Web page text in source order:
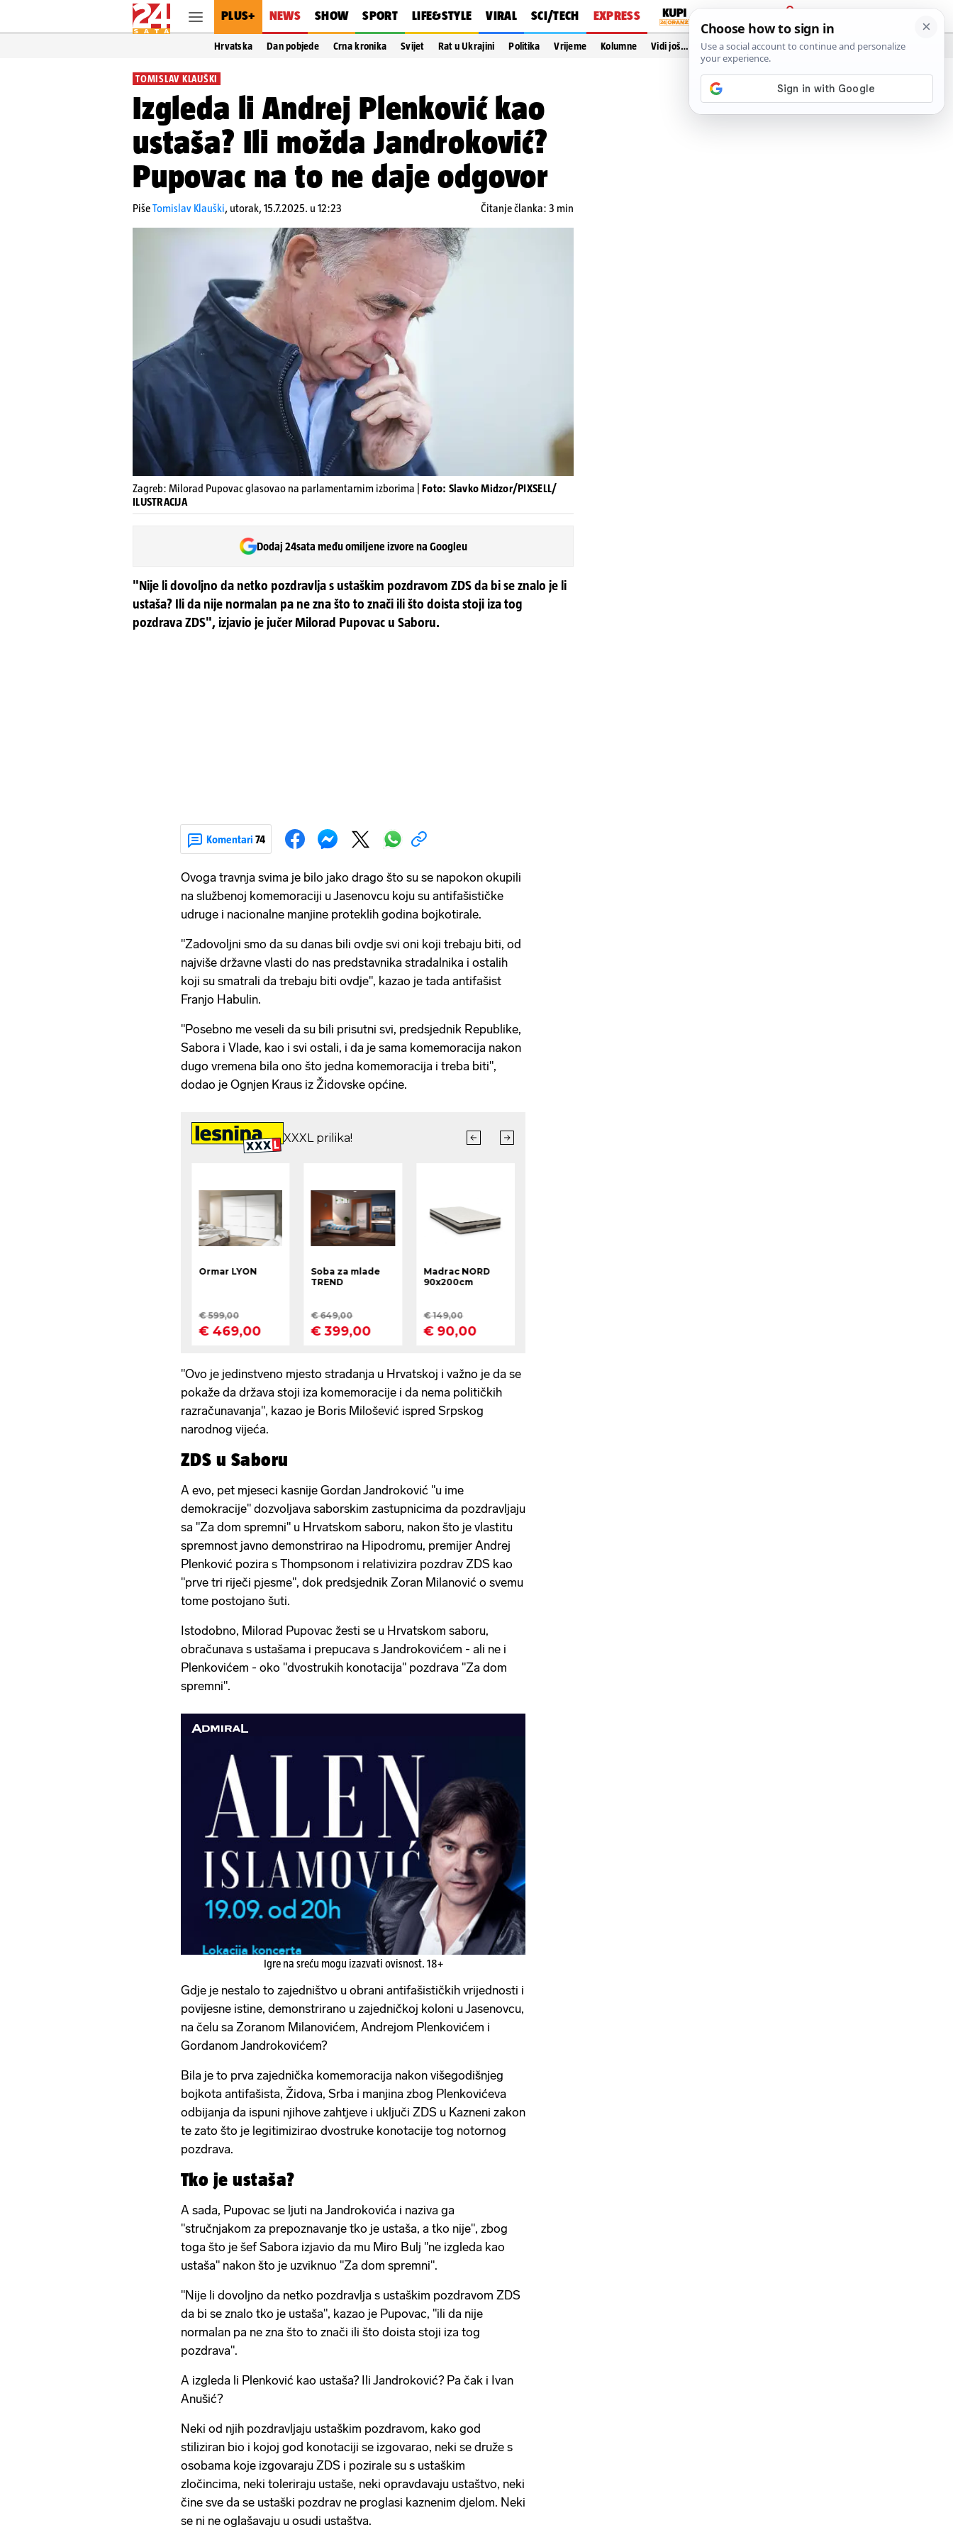
PLUS+ NEWS SHOW SPORT LIFE&STYLE VIRAL SCI/TECH EXPRESS
PRIJAVA
Hrvatska Dan pobjede Crna kronika Svijet Rat u Ukrajini Politika Vrijeme Kolumne Vidi još…
TOMISLAV KLAUŠKI
Izgleda li Andrej Plenković kao
ustaša? Ili možda Jandroković?
Pupovac na to ne daje odgovor
PišeTomislav Klauški, utorak, 15.7.2025. u 12:23 Čitanje članka: 3 min
Zagreb: Milorad Pupovac glasovao na parlamentarnim izborima | Foto: Slavko Midzor/PIXSELL/
ILUSTRACIJA
Dodaj 24sata među omiljene izvore na Googleu
"Nije li dovoljno da netko pozdravlja s ustaškim pozdravom ZDS da bi se znalo je li
ustaša? Ili da nije normalan pa ne zna što to znači ili što doista stoji iza tog
pozdrava ZDS", izjavio je jučer Milorad Pupovac u Saboru.
Komentari 74
Ovoga travnja svima je bilo jako drago što su se napokon okupili
na službenoj komemoraciji u Jasenovcu koju su antifašističke
udruge i nacionalne manjine proteklih godina bojkotirale.
"Zadovoljni smo da su danas bili ovdje svi oni koji trebaju biti, od
najviše državne vlasti do nas predstavnika stradalnika i ostalih
koji su smatrali da trebaju biti ovdje", kazao je tada antifašist
Franjo Habulin.
"Posebno me veseli da su bili prisutni svi, predsjednik Republike,
Sabora i Vlade, kao i svi ostali, i da je sama komemoracija nakon
dugo vremena bila ono što jedna komemoracija i treba biti",
dodao je Ognjen Kraus iz Židovske općine.
"Ovo je jedinstveno mjesto stradanja u Hrvatskoj i važno je da se
pokaže da država stoji iza komemoracije i da nema političkih
razračunavanja", kazao je Boris Milošević ispred Srpskog
narodnog vijeća.
ZDS u Saboru
A evo, pet mjeseci kasnije Gordan Jandroković "u ime
demokracije" dozvoljava saborskim zastupnicima da pozdravljaju
sa "Za dom spremni" u Hrvatskom saboru, nakon što je vlastitu
spremnost javno demonstrirao na Hipodromu, premijer Andrej
Plenković pozira s Thompsonom i relativizira pozdrav ZDS kao
"prve tri riječi pjesme", dok predsjednik Zoran Milanović o svemu
tome postojano šuti.
Istodobno, Milorad Pupovac žesti se u Hrvatskom saboru,
obračunava s ustašama i prepucava s Jandrokovićem - ali ne i
Plenkovićem - oko "dvostrukih konotacija" pozdrava "Za dom
spremni".
Igre na sreću mogu izazvati ovisnost. 18+
Gdje je nestalo to zajedništvo u obrani antifašističkih vrijednosti i
povijesne istine, demonstrirano u zajedničkoj koloni u Jasenovcu,
na čelu sa Zoranom Milanovićem, Andrejom Plenkovićem i
Gordanom Jandrokovićem?
Bila je to prva zajednička komemoracija nakon višegodišnjeg
bojkota antifašista, Židova, Srba i manjina zbog Plenkovićeva
odbijanja da ispuni njihove zahtjeve i uključi ZDS u Kazneni zakon
te zato što je legitimizirao dvostruke konotacije tog notornog
pozdrava.
Tko je ustaša?
A sada, Pupovac se ljuti na Jandrokovića i naziva ga
"stručnjakom za prepoznavanje tko je ustaša, a tko nije", zbog
toga što je šef Sabora izjavio da mu Miro Bulj "ne izgleda kao
ustaša" nakon što je uzviknuo "Za dom spremni".
"Nije li dovoljno da netko pozdravlja s ustaškim pozdravom ZDS
da bi se znalo tko je ustaša", kazao je Pupovac, "ili da nije
normalan pa ne zna što to znači ili što doista stoji iza tog
pozdrava".
A izgleda li Plenković kao ustaša? Ili Jandroković? Pa čak i Ivan
Anušić?
Neki od njih pozdravljaju ustaškim pozdravom, kako god
stiliziran bio i kojoj god konotaciji se izgovarao, neki se druže s
osobama koje izgovaraju ZDS i pozirale su s ustaškim
zločincima, neki toleriraju ustaše, neki opravdavaju ustaštvo, neki
čine sve da se ustaški pozdrav ne proglasi kaznenim djelom. Neki
se ni ne oglašavaju u osudi ustaštva.